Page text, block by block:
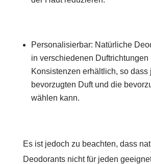
Personalisierbar: Natürliche
in verschiedenen Duftrichtungen
Konsistenzen erhältlich, so dass
bevorzugten Duft und die
wählen kann.
Es ist jedoch zu beachten, dass
Deodorants nicht für jeden